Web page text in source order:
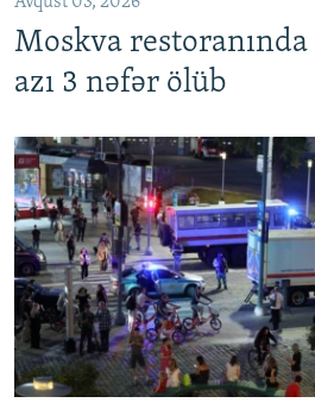
Moskva restoranında
azı 3 nəfər ölüb